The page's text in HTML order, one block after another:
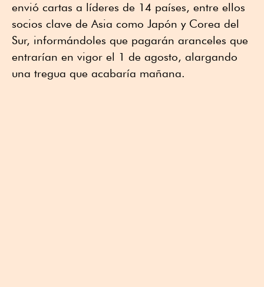
envió cartas a líderes de 14 países, entre ellos
socios clave de Asia como Japón y Corea del
Sur, informándoles que pagarán aranceles que
entrarían en vigor el 1 de agosto, alargando
una tregua que acabaría mañana.